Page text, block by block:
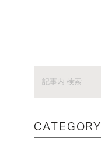
CATEGORY